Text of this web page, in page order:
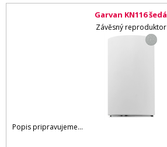
Garvan KN116 šedá
Závěsný reproduktor
Popis pripravujeme...